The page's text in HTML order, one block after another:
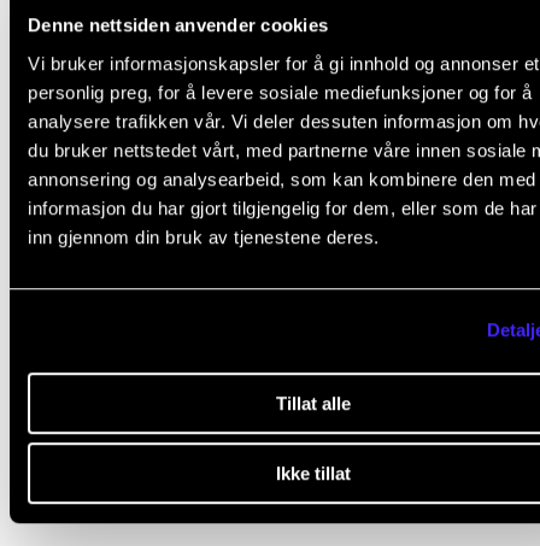
Denne nettsiden anvender cookies
Vi bruker informasjonskapsler for å gi innhold og annonser et
personlig preg, for å levere sosiale mediefunksjoner og for å
analysere trafikken vår. Vi deler dessuten informasjon om
du bruker nettstedet vårt, med partnerne våre innen sosiale
annonsering og analysearbeid, som kan kombinere den med
informasjon du har gjort tilgjengelig for dem, eller som de
inn gjennom din bruk av tjenestene deres.
Tillat alle
Ikke tillat
Kvalitet i utdanningen
NMH har et system for å sikre og videreutvikle
på alle deler av utdanningen. Studentene er viktige
bidragsytere i dette arbeidet gjennom blant annet å
studentevalueringer.
Emneoversikt